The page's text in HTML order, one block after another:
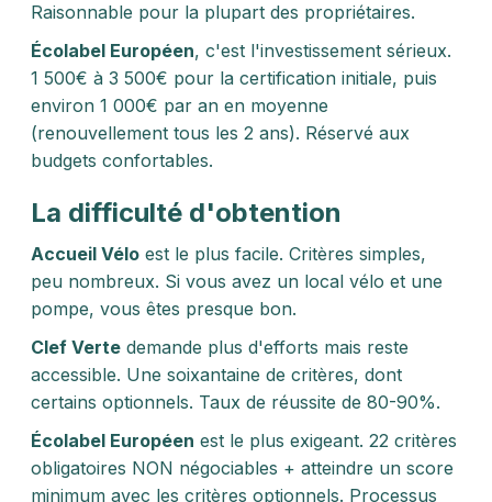
Raisonnable pour la plupart des propriétaires.
Écolabel Européen, c'est l'investissement sérieux.
1 500€ à 3 500€ pour la certification initiale, puis
environ 1 000€ par an en moyenne
(renouvellement tous les 2 ans). Réservé aux
budgets confortables.
La difficulté d'obtention
Accueil Vélo est le plus facile. Critères simples,
peu nombreux. Si vous avez un local vélo et une
pompe, vous êtes presque bon.
Clef Verte demande plus d'efforts mais reste
accessible. Une soixantaine de critères, dont
certains optionnels. Taux de réussite de 80-90%.
Écolabel Européen est le plus exigeant. 22 critères
obligatoires NON négociables + atteindre un score
minimum avec les critères optionnels. Processus